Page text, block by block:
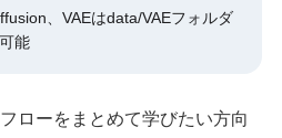
、VAEはdata/VAEフォルダ
能
ローをまとめて学びたい方向